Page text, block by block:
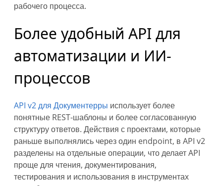
рабочего процесса.
Более удобный API для
автоматизации и ИИ-
процессов
API v2 для Документерры использует более
понятные REST-шаблоны и более согласованную
структуру ответов. Действия с проектами, которые
раньше выполнялись через один endpoint, в API v2
разделены на отдельные операции, что делает API
проще для чтения, документирования,
тестирования и использования в инструментах